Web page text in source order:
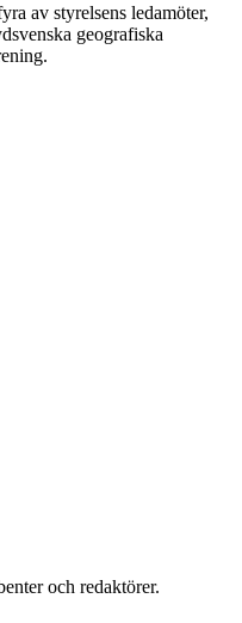
av styrelsens ledamöter,
geografiska
och redaktörer.